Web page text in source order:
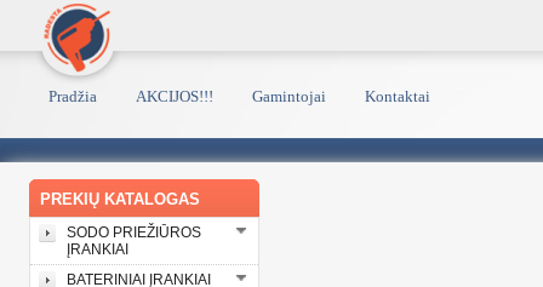
Pradžia AKCIJOS!!! Gamintojai Kontaktai
PREKIŲ KATALOGAS
SODO PRIEŽIŪROS
ĮRANKIAI
BATERINIAI ĮRANKIAI